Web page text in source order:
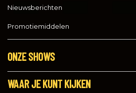
Nieuwsberichten
Promotiemiddelen
ONZE SHOWS
WAAR JE KUNT KIJKEN